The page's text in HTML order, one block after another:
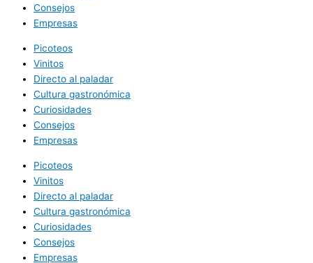
Consejos
Empresas
Picoteos
Vinitos
Directo al paladar
Cultura gastronómica
Curiosidades
Consejos
Empresas
Picoteos
Vinitos
Directo al paladar
Cultura gastronómica
Curiosidades
Consejos
Empresas